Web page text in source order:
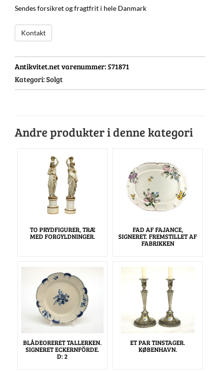
Sendes forsikret og fragtfrit i hele Danmark
Kontakt
Antikvitet.net varenummer:571871
Kategori:Solgt
Andre produkter i denne kategori
TO PRYDFIGURER, TRÆ
MED FORGYLDNINGER.
FAD AF FAJANCE,
SIGNERET. FREMSTILLET AF
FABRIKKEN
BLÅDEORERET TALLERKEN.
SIGNERET ECKERNFÖRDE.
D: 2
ET PAR TINSTAGER.
KØBENHAVN.